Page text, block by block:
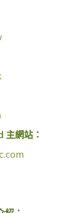
網站：